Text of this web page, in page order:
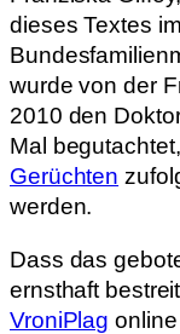
dieses Textes
wurde von der
2010 den
Mal
Gerüchten
werden.
Dass das
ernsthaft
VroniPlag